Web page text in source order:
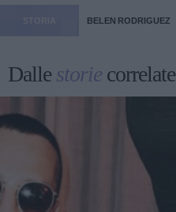
BELEN RODRIGUEZ
Dallestorie correlate